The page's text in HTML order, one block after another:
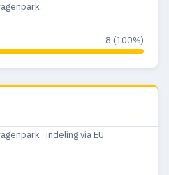
8 (100%)
· indeling via EU